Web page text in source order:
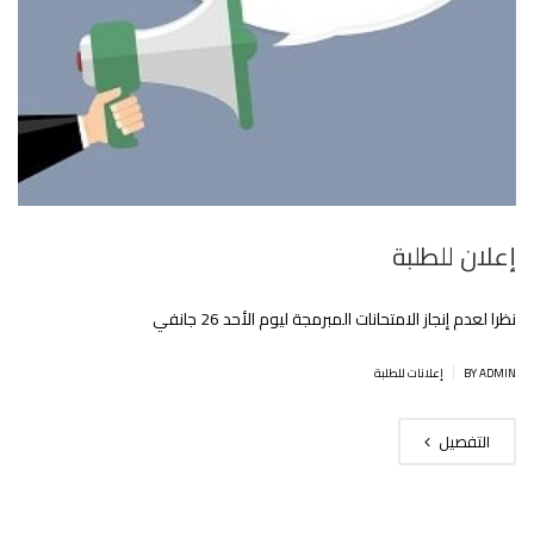
إعلان للطلبة
نظرا لعدم إنجاز الامتحانات المبرمجة ليوم الأحد 26 جانفي
BY ADMIN إعلانات للطلبة
التفصيل